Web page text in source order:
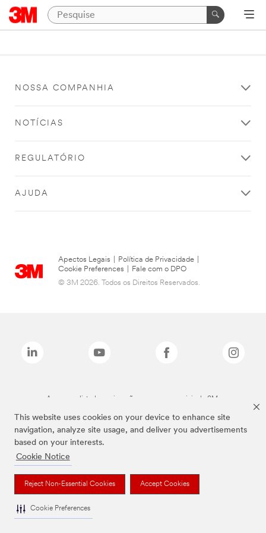
This website uses cookies on your device to enhance site
navigation, analyze site usage, and deliver you advertisements
based on your interests.
Cookie Notice
Reject Non-Essential Cookies Accept Cookies
Cookie Preferences
NOSSA COMPANHIA
NOTÍCIAS
REGULATÓRIO
AJUDA
Apectos Legais Política de Privacidade
Cookie Preferences
Fale com o DPO
© 3M 2026. Todos os Direitos Reservados.
As marcas listadas a cima são marcas comerciais da 3M.